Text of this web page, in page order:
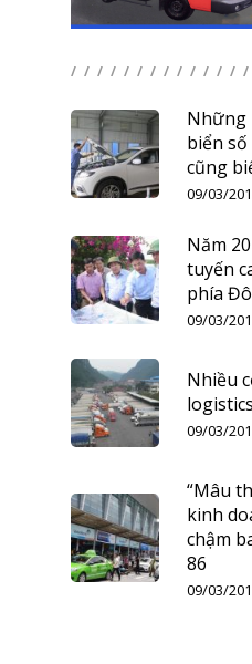
/ / / / / / / / / / / / /
Những
biển
cũng
09/03/
Năm
tuyến
phía
09/03/
Nhiều
logistics
09/03/
“Mâu
kinh
chậm
86
09/03/